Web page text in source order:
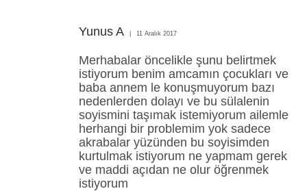
Yunus A 11 Aralık 2017
Merhabalar öncelikle şunu belirtmek
istiyorum benim amcamın çocukları ve
baba annem le konuşmuyorum bazı
nedenlerden dolayı ve bu sülalenin
soyismini taşımak istemiyorum ailemle
herhangi bir problemim yok sadece
akrabalar yüzünden bu soyisimden
kurtulmak istiyorum ne yapmam gerek
ve maddi açıdan ne olur öğrenmek
istiyorum